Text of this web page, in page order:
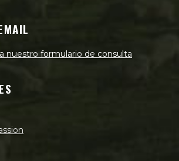
nuestro formulario de consulta